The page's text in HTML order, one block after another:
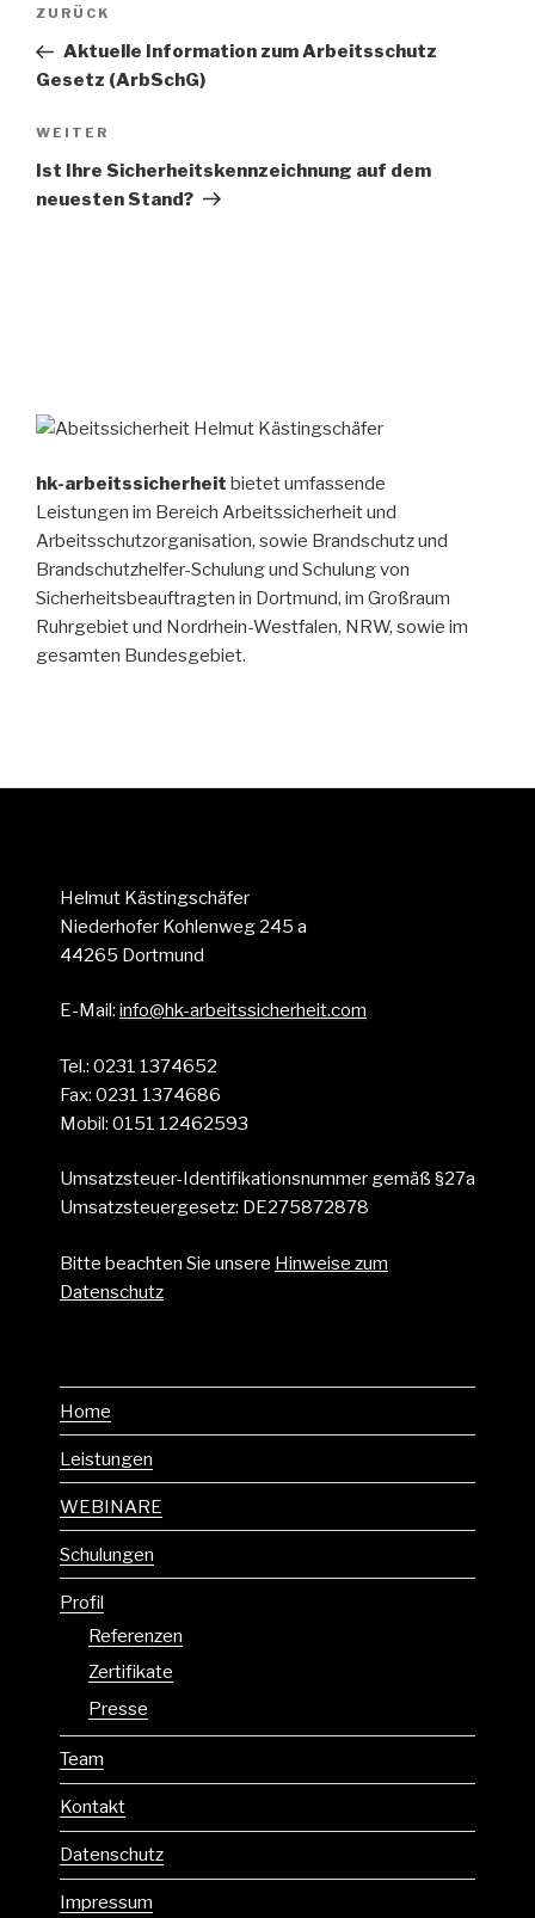
Vorheriger
Beitrag
ZURÜCK
Aktuelle Information zum Arbeitsschutz
Gesetz (ArbSchG)
Nächster
Beitrag
WEITER
Ist Ihre Sicherheitskennzeichnung auf dem
neuesten Stand?
hk-arbeitssicherheit bietet umfassende
Leistungen im Bereich Arbeitssicherheit und
Arbeitsschutzorganisation, sowie Brandschutz und
Brandschutzhelfer-Schulung und Schulung von
Sicherheitsbeauftragten in Dortmund, im Großraum
Ruhrgebiet und Nordrhein-Westfalen, NRW, sowie im
gesamten Bundesgebiet.
Helmut Kästingschäfer
Niederhofer Kohlenweg 245 a
44265 Dortmund
E-Mail: info@hk-arbeitssicherheit.com
Tel.: 0231 1374652
Fax: 0231 1374686
Mobil: 0151 12462593
Umsatzsteuer-Identifikationsnummer gemäß §27a
Umsatzsteuergesetz: DE275872878
Bitte beachten Sie unsere Hinweise zum
Datenschutz
Home
Leistungen
WEBINARE
Schulungen
Profil
Referenzen
Zertifikate
Presse
Team
Kontakt
Datenschutz
Impressum